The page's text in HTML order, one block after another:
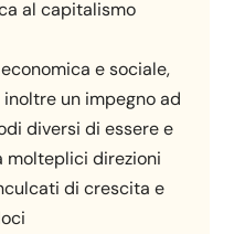
al capitalismo
e sociale,
un impegno ad
diversi di essere e
molteplici direzioni
di crescita e